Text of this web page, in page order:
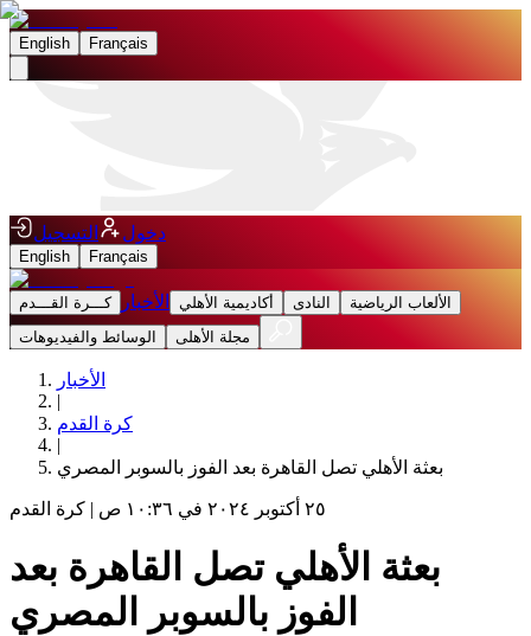
English Français
دخول التسجيل
English Français
كـــرة القـــدم الأخبار أكاديمية الأهلي النادى
الألعاب الرياضية
الوسائط والفيديوهات
مجلة الأهلى
الأخبار
|
كرة القدم
|
بعثة الأهلي تصل القاهرة بعد الفوز بالسوبر المصري
٢٥ أكتوبر ٢٠٢٤ في ١٠:٣٦ ص | كرة القدم
بعثة الأهلي تصل القاهرة بعد
الفوز بالسوبر المصري